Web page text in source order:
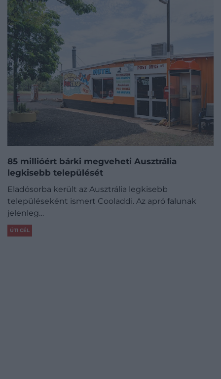
85 millióért bárki megveheti Ausztrália
legkisebb települését
Eladósorba került az Ausztrália legkisebb
településeként ismert Cooladdi. Az apró falunak
jelenleg…
ÚTI CÉL